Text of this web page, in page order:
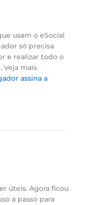
usam o eSocial
só precisa
e realizar todo o
Veja mais
assina a
úteis. Agora ficou
a passo para